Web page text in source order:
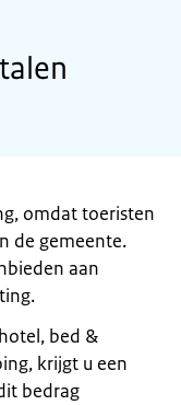
omdat toeristen
de gemeente.
aan
bed &
krijgt u een
bedrag